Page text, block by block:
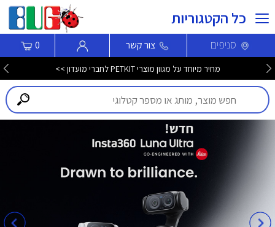
כל הקטגוריות
סניפים צור קשר 0
מחיר מיוחד על מגוון מוצרי PETKIT לחברי מועדון >>